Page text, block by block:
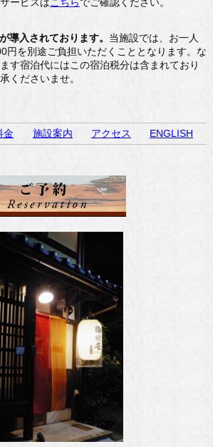
導入されております。 当施設では、お一人
円を別途ご負担いただくこととなります。な
す宿泊代にはこの宿泊税分は含まれており
くださいませ。
金 施設案内 アクセス
ENGLISH